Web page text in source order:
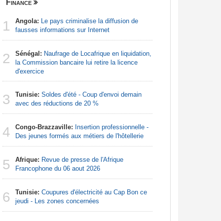
Finance
1 Angola: Le pays criminalise la diffusion de
fausses informations sur Internet
2 Sénégal: Naufrage de Locafrique en liquidation,
la Commission bancaire lui retire la licence
d'exercice
3 Tunisie: Soldes d'été - Coup d'envoi demain
avec des réductions de 20 %
4 Congo-Brazzaville: Insertion professionnelle -
Des jeunes formés aux métiers de l'hôtellerie
5 Afrique: Revue de presse de l'Afrique
Francophone du 06 aout 2026
6 Tunisie: Coupures d'électricité au Cap Bon ce
jeudi - Les zones concernées